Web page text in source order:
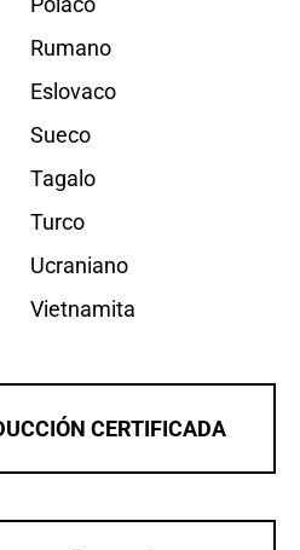
Rumano
Eslovaco
Sueco
Tagalo
Turco
Ucraniano
Vietnamita
CERTIFICADA